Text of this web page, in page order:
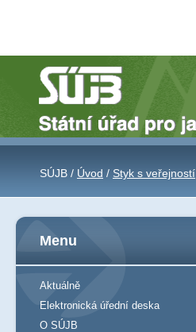
SÚJB / Úvod / Styk s veřejností
Menu
Aktuálně
Elektronická úřední deska
O SÚJB